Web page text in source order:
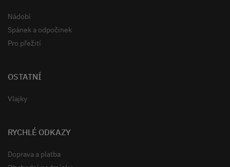
Nádobí
Spánek a odpočinek
Pro přežití
OSTATNÍ
Vlajky
RYCHLÉ ODKAZY
Doprava a platba